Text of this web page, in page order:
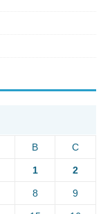
B C
1 2
8 9